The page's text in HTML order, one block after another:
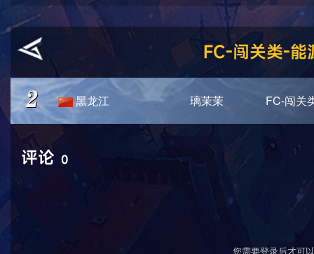
FC-闯关类-能
黑龙江 璃茉茉 FC-闯关
评论 0
您需要登录后才可